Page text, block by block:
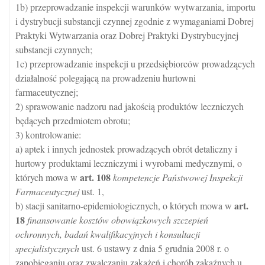
1b) przeprowadzanie inspekcji warunków wytwarzania, importu
i dystrybucji substancji czynnej zgodnie z wymaganiami Dobrej
Praktyki Wytwarzania oraz Dobrej Praktyki Dystrybucyjnej
substancji czynnych;
1c) przeprowadzanie inspekcji u przedsiębiorców prowadzących
działalność polegającą na prowadzeniu hurtowni
farmaceutycznej;
2) sprawowanie nadzoru nad jakością produktów leczniczych
będących przedmiotem obrotu;
3) kontrolowanie:
a) aptek i innych jednostek prowadzących obrót detaliczny i
hurtowy produktami leczniczymi i wyrobami medycznymi, o
których mowa w art. 108kompetencje Państwowej Inspekcji
Farmaceutycznejust. 1,
b) stacji sanitarno-epidemiologicznych, o których mowa w art.
18 finansowanie kosztów obowiązkowych szczepień
ochronnych, badań kwalifikacyjnych i konsultacji
specjalistycznychust. 6 ustawy z dnia 5 grudnia 2008 r. o
zapobieganiu oraz zwalczaniu zakażeń i chorób zakaźnych u